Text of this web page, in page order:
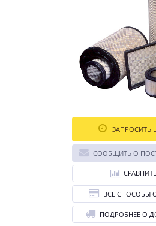
ЗАПРОСИТЬ
СООБЩИТЬ О
ВСЕ СПОСОБЫ
ПОДРОБНЕЕ О